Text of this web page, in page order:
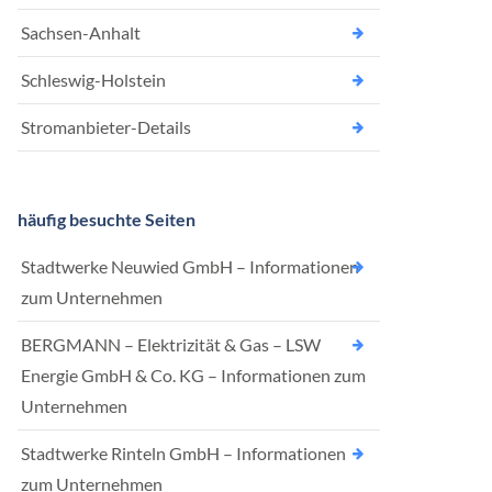
Sachsen-Anhalt
Schleswig-Holstein
Stromanbieter-Details
häufig besuchte Seiten
Stadtwerke Neuwied GmbH – Informationen
zum Unternehmen
BERGMANN – Elektrizität & Gas – LSW
Energie GmbH & Co. KG – Informationen zum
Unternehmen
Stadtwerke Rinteln GmbH – Informationen
zum Unternehmen